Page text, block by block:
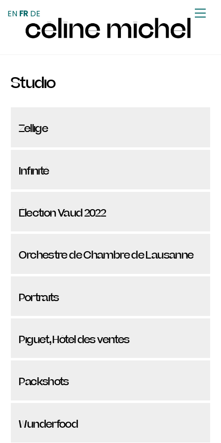
content
Studio
Zellige
Infinité
Élection Vaud 2022
Orchestre de Chambre de Lausanne
Portraits
Piguet, Hôtel des ventes
Packshots
Wunderfood
EN FR DE